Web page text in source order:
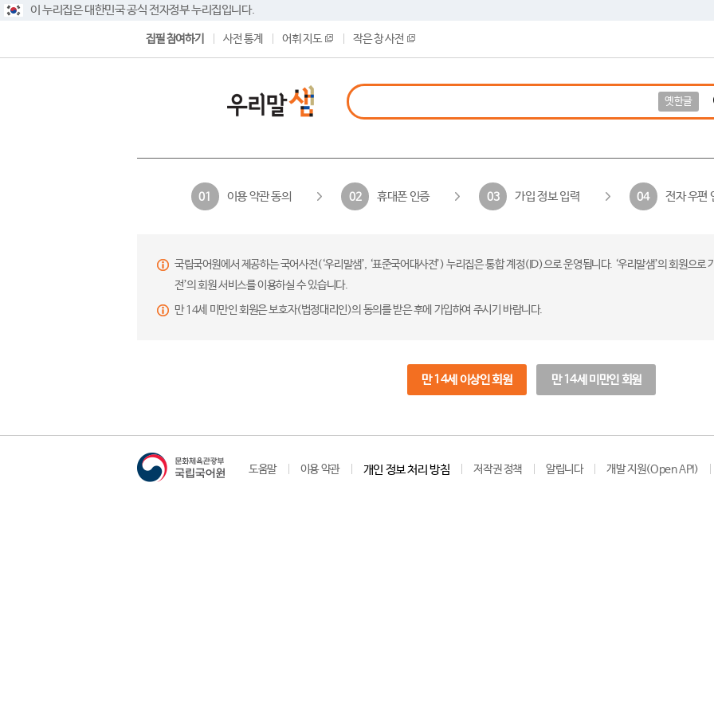
이 누리집은 대한민국 공식 전자정부 누리집입니다.
집필 참여하기 사전 통계 어휘 지도 작은 창 사전
옛한글
01 이용 약관 동의 02 휴대폰 인증 03 가입 정보 입력 04 전자 우편
국립국어원에서 제공하는 국어사전(‘우리말샘’, ‘표준국어대사전’) 누리집은 통합 계정(ID)으로 운영됩니다. ‘우리말샘’의 회원으
전’의 회원 서비스를 이용하실 수 있습니다.
만 14세 미만인 회원은 보호자(법정대리인)의 동의를 받은 후에 가입하여 주시기 바랍니다.
만 14세 이상인 회원 만 14세 미만인 회원
도움말 이용 약관 개인 정보 처리 방침 저작권 정책 알립니다 개발 지원(Open API)